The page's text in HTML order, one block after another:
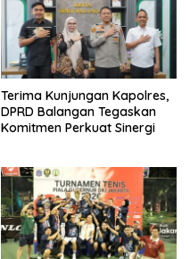
Terima Kunjungan Kapolres,
DPRD Balangan Tegaskan
Komitmen Perkuat Sinergi